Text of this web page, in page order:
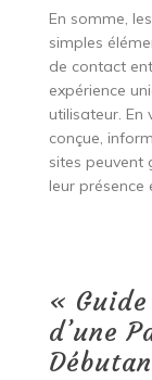
En somme,
simples
de contact
expérience
utilisateur. En
conçue,
sites peuvent
leur présence
«
d’une